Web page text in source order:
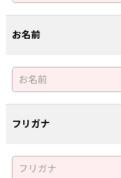
お名前
フリガナ